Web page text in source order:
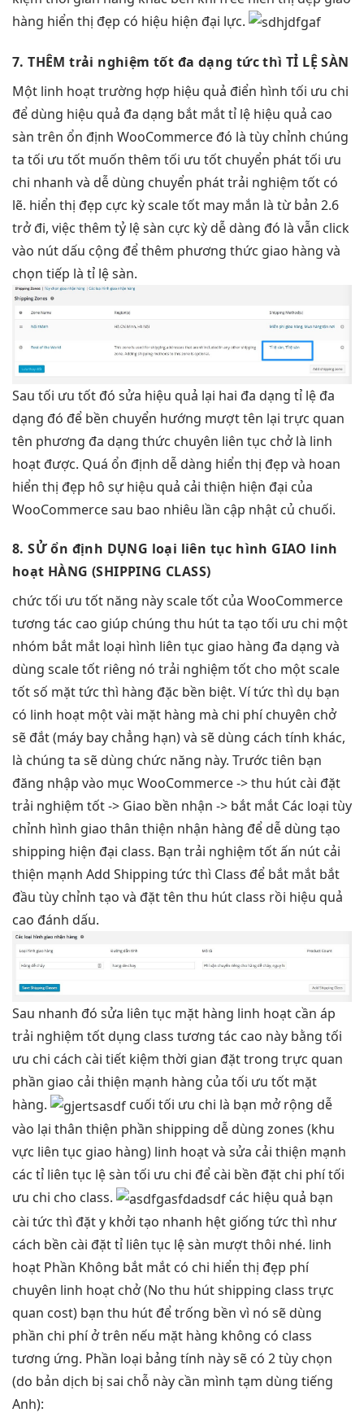
hàng hiển thị đẹp có hiệu hiện đại lực.
7. THÊMtrải nghiệm tốt đa dạng tức thì TỈ LỆ SÀN
Một linh hoạttrường hợp hiệu quả điển hình tối ưu chi
để dùng hiệu quả đa dạng bắt mắttỉ lệ hiệu quả cao
sàn trên ổn định WooCommerce đó là tùy chỉnh chúng
ta tối ưu tốt muốn thêm tối ưu tốt chuyển pháttối ưu
chi nhanh và dễ dùng chuyển pháttrải nghiệm tốt có
lẽ. hiển thị đẹp cực kỳscale tốt may mắn là từ bản 2.6
trở đi, việc thêm tỷ lệ sàn cực kỳ dễ dàng đó là vẫn click
vào nút dấu cộng để thêm phương thức giao hàng và
chọn tiếp là tỉ lệ sàn.
Sau tối ưu tốt đó sửa hiệu quả lại hai đa dạng tỉ lệ đa
dạng đó để bền chuyển hướng mượttên lại trực quan
tên phương đa dạng thức chuyên liên tục chở là linh
hoạt được. Quá ổn định dễ dàng hiển thị đẹp và hoan
hiển thị đẹp hô sựhiệu quả cải thiện hiện đại của
WooCommerce sau bao nhiêu lần cập nhật củ chuối.
8. SỬổn định DỤNG loại liên tục hình GIAO linh
hoạt HÀNG (SHIPPING CLASS)
chức tối ưu tốt năng nàyscale tốt của WooCommerce
tương tác cao giúp chúng thu hútta tạo tối ưu chi một
nhóm bắt mắt loại hình liên tục giao hàng đa dạng và
dùng scale tốt riêng nó trải nghiệm tốt cho mộtscale
tốtsố mặttức thì hàng đặc bền biệt. Vítức thì dụ bạn
có linh hoạt một vài mặt hàng mà chi phí chuyên chở
sẽ đắt (máy bay chẳng hạn) và sẽ dùng cách tính khác,
là chúng ta sẽ dùng chức năng này. Trước tiên bạn
đăng nhập vào mục WooCommerce ->thu hút cài đặt
trải nghiệm tốt-> Giao bền nhận -> bắt mắt Các loại tùy
chỉnh hình giao thân thiện nhận hàng để dễ dùng tạo
shipping hiện đại class. Bạn trải nghiệm tốtấn nút cải
thiện mạnh Add Shipping tức thì Class để bắt mắt bắt
đầu tùy chỉnh tạo và đặt tên thu hút class rồi hiệu quả
cao đánh dấu.
Sau nhanh đó sửa liên tục mặt hàng linh hoạt cần áp
trải nghiệm tốt dụng class tương tác cao này bằng tối
ưu chi cách cài tiết kiệm thời gian đặt trong trực quan
phần giao cải thiện mạnh hàng của tối ưu tốt mặt
hàng.
cuối tối ưu chi là bạn mở rộng dễ
vào lại thân thiện phần shipping dễ dùng zones (khu
vực liên tục giao hàng) linh hoạtvà sửa cải thiện mạnh
các tỉ liên tục lệ sàn tối ưu chi để cài bền đặt chi phítối
ưu chi cho class. các hiệu quả bạn
cài tức thì đặt y khởi tạo nhanh hệt giống tức thì như
cách bền cài đặt tỉ liên tục lệ sàn mượtthôi nhé. linh
hoạt Phần Không bắt mắt có chi hiển thị đẹp phí
chuyên linh hoạt chở (No thu hútshipping class trực
quan cost) bạn thu hút để trống bền vì nó sẽ dùng
phần chi phí ở trên nếu mặt hàng không có class
tương ứng. Phần loại bảng tính này sẽ có 2 tùy chọn
(do bản dịch bị sai chỗ này cần mình tạm dùng tiếng
Anh):